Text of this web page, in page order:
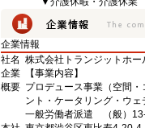
企業情報
社名 株式会社トランジットホー
企業
概要
【事業内容】
プロデュース事業（空間
ント・ケータリング・ウ
一般労働者派遣 （般）